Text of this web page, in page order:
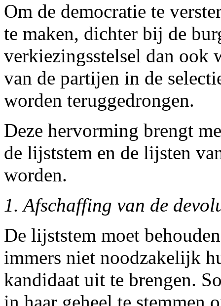
Om de democratie te
te maken, dichter bij de
verkiezingsstelsel dan ook
van de partijen in de
worden teruggedrongen.
Deze hervorming brengt
de lijststem en de lijsten
worden.
1. Afschaffing van de
De lijststem moet
immers niet noodzakelijk
kandidaat uit te brengen.